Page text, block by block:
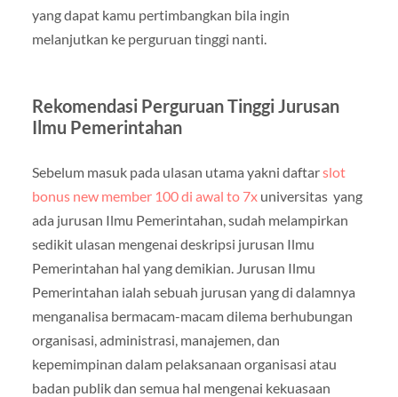
yang dapat kamu pertimbangkan bila ingin
melanjutkan ke perguruan tinggi nanti.
Rekomendasi Perguruan Tinggi Jurusan
Ilmu Pemerintahan
Sebelum masuk pada ulasan utama yakni daftarslot
bonus new member 100 di awal to 7xuniversitas yang
ada jurusan Ilmu Pemerintahan, sudah melampirkan
sedikit ulasan mengenai deskripsi jurusan Ilmu
Pemerintahan hal yang demikian. Jurusan Ilmu
Pemerintahan ialah sebuah jurusan yang di dalamnya
menganalisa bermacam-macam dilema berhubungan
organisasi, administrasi, manajemen, dan
kepemimpinan dalam pelaksanaan organisasi atau
badan publik dan semua hal mengenai kekuasaan